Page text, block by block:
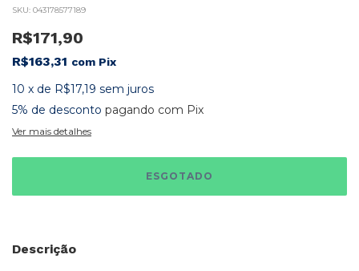
SKU: 043178577189
R$171,90
R$163,31 com Pix
10 x de R$17,19 sem juros
5% de desconto pagando com Pix
Ver mais detalhes
Descrição